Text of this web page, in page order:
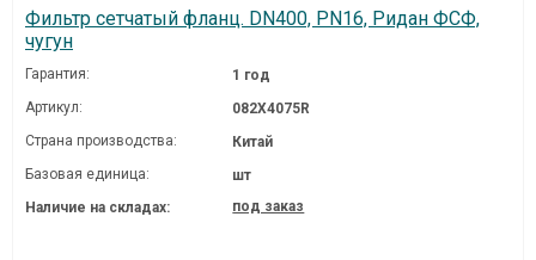
Фильтр сетчатый фланц. DN400, PN16, Ридан ФСФ,
чугун
Гарантия:
1 год
Артикул:
082X4075R
Страна производства:
Китай
Базовая единица:
шт
Наличие на складах:
под заказ